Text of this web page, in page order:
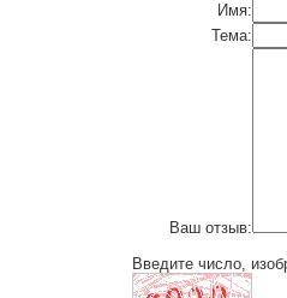
Имя:
Тема:
Ваш отзыв:
Введите число,